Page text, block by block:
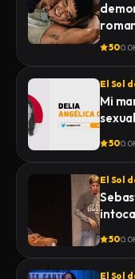
50
El Sol
Mi
50
El Sol
50
El Sol